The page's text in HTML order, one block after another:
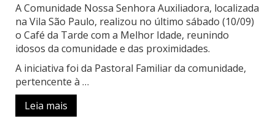
A Comunidade Nossa Senhora Auxiliadora, localizada
na Vila São Paulo, realizou no último sábado (10/09)
o Café da Tarde com a Melhor Idade, reunindo
idosos da comunidade e das proximidades.
A iniciativa foi da Pastoral Familiar da comunidade,
pertencente à …
Leia mais